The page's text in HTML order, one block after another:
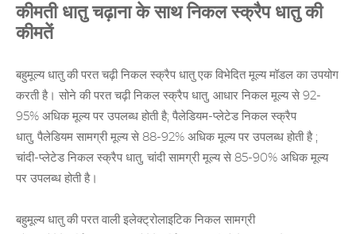
कीमती धातु चढ़ाना के साथ निकल स्क्रैप धातु की
कीमतें
बहुमूल्य धातु की परत चढ़ी निकल स्क्रैप धातु एक विभेदित मूल्य मॉडल का उपयोग
करती है। सोने की परत चढ़ी निकल स्क्रैप धातु, आधार निकल मूल्य से 92-
95% अधिक मूल्य पर उपलब्ध होती है; पैलेडियम-प्लेटेड निकल स्क्रैप
धातु, पैलेडियम सामग्री मूल्य से 88-92% अधिक मूल्य पर उपलब्ध होती है ;
चांदी-प्लेटेड निकल स्क्रैप धातु, चांदी सामग्री मूल्य से 85-90% अधिक मूल्य
पर उपलब्ध होती है।
बहुमूल्य धातु कीपरत वाली इलेक्ट्रोलाइटिक निकल सामग्री